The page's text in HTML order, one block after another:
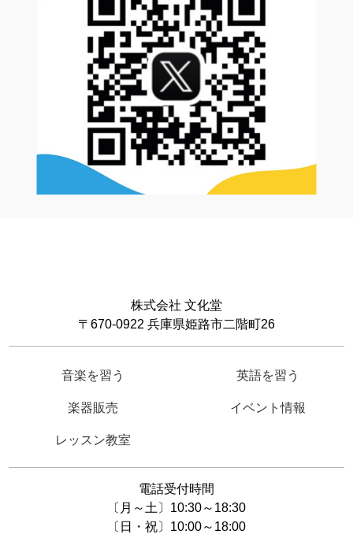
株式会社 文化堂
〒670-0922 兵庫県姫路市二階町26
音楽を習う 英語を習う
楽器販売 イベント情報
レッスン教室
電話受付時間
〔月～土〕10:30～18:30
〔日・祝〕10:00～18:00